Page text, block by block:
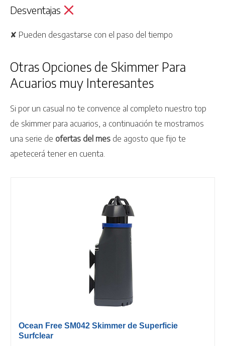
Desventajas
✘ Pueden desgastarse con el paso del tiempo
Otras Opciones de Skimmer Para
Acuarios muy Interesantes
Si por un casual no te convence al completo nuestro top
de skimmer para acuarios, a continuación te mostramos
una serie de ofertas del mes de agosto que fijo te
apetecerá tener en cuenta.
Ocean Free SM042 Skimmer de Superficie
Surfclear